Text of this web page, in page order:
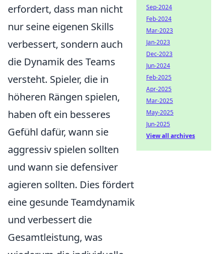
erfordert, dass man nicht
nur seine eigenen Skills
verbessert, sondern auch
die Dynamik des Teams
versteht. Spieler, die in
höheren Rängen spielen,
haben oft ein besseres
Gefühl dafür, wann sie
aggressiv spielen sollten
und wann sie defensiver
agieren sollten. Dies fördert
eine gesunde Teamdynamik
und verbessert die
Gesamtleistung, was
Sep-2024
Feb-2024
Mar-2023
Jan-2023
Dec-2023
Jun-2024
Feb-2025
Apr-2025
Mar-2025
May-2025
Jun-2025
View all archives